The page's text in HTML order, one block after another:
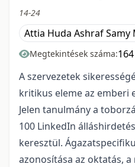
14-24
Attia Huda Ashraf Samy
Megtekintések száma:164
A szervezetek
kritikus eleme az emberi
Jelen tanulmány a
100 LinkedIn
keresztül.
azonosítása az oktatás,